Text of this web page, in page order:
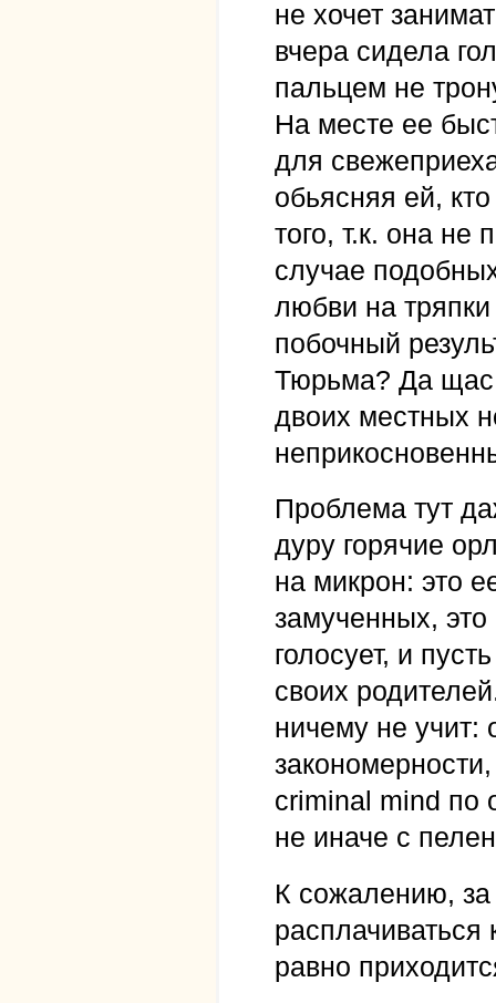
не хочет
вчера сидела
пальцем не
На месте ее
для
обьясняя ей,
того, т.к. она не
случае
любви на
побочный
Тюрьма? Да щас:
двоих местных
Проблема тут
дуру горячие
на микрон: это
замученных, это
голосует, и
своих
ничему не учит:
criminal mind по
не иначе с
К сожалению, за
расплачиваться
равно